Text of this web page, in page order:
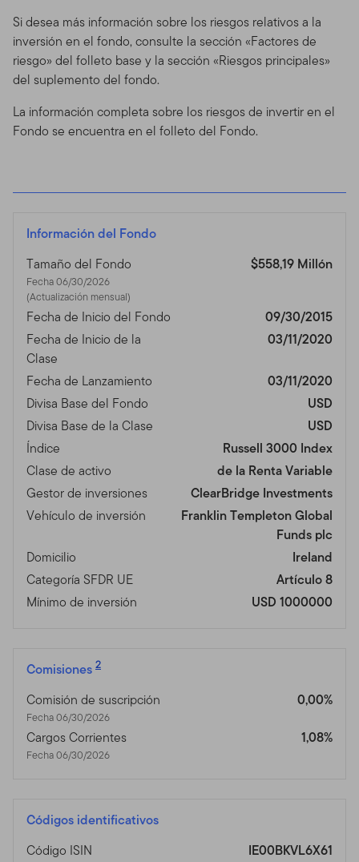
Si desea más información sobre los riesgos relativos a la
inversión en el fondo, consulte la sección «Factores de
riesgo» del folleto base y la sección «Riesgos principales»
del suplemento del fondo.
La información completa sobre los riesgos de invertir en el
Fondo se encuentra en el folleto del Fondo.
Información del Fondo
Tamaño del Fondo
Fecha 06/30/2026
(Actualización mensual)
$558,19 Millón
Fecha de Inicio del Fondo
09/30/2015
Fecha de Inicio de la
Clase
03/11/2020
Fecha de Lanzamiento
03/11/2020
Divisa Base del Fondo
USD
Divisa Base de la Clase
USD
Índice
Russell 3000 Index
Clase de activo
de la Renta Variable
Gestor de inversiones
ClearBridge Investments
Vehículo de inversión
Franklin Templeton Global
Funds plc
Domicilio
Ireland
Categoría SFDR UE
Artículo 8
Mínimo de inversión
USD 1000000
Comisiones 2
Comisión de suscripción
Fecha 06/30/2026
0,00%
Cargos Corrientes
Fecha 06/30/2026
1,08%
Códigos identificativos
Código ISIN
IE00BKVL6X61